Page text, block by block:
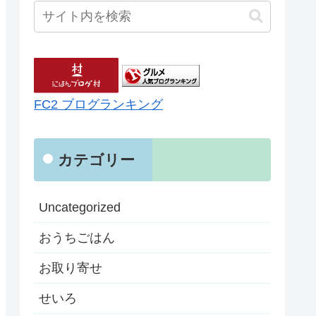
FC2 ブログランキング
カテゴリー
Uncategorized
おうちごはん
お取り寄せ
せいろ